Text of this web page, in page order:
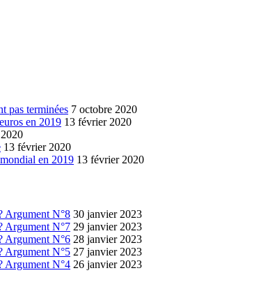
pas terminées 7 octobre 2020
en 2019 13 février 2020
13 février 2020
en 2019 13 février 2020
Argument N°8 30 janvier 2023
Argument N°7 29 janvier 2023
Argument N°6 28 janvier 2023
Argument N°5 27 janvier 2023
Argument N°4 26 janvier 2023